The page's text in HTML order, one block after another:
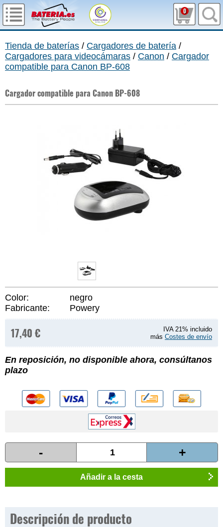
0
Tienda de baterías / Cargadores de batería /
Cargadores para videocámaras / Canon / Cargador
compatible para Canon BP-608
Cargador compatible para Canon BP-608
Color:
negro
Fabricante:
Powery
17,40 €
IVA 21% incluido
más Costes de envío
En reposición, no disponible ahora, consúltanos
plazo
- +
Añadir a la cesta
Descripción de producto